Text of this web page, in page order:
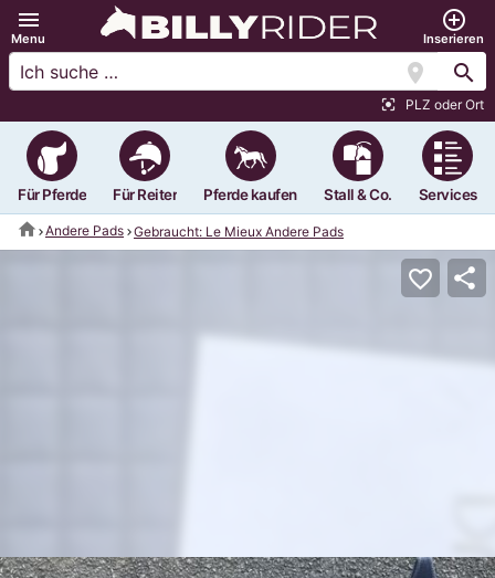
menu
Menu
add_circle_outline
Inserieren
location_on search
center_focus_strong PLZ oder Ort
Für Pferde Für Reiter Pferde kaufen Stall & Co. Services
home Andere Pads Gebraucht: Le Mieux Andere Pads
favorite_border share